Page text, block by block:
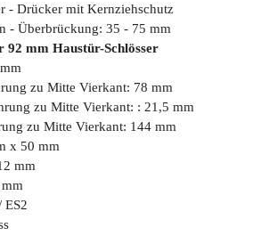
- Drücker mit Kernziehschutz
- Überbrückung: 35 - 75 mm
92 mm Haustür-Schlösser
zu Mitte Vierkant: 78 mm
zu Mitte Vierkant: : 21,5 mm
zu Mitte Vierkant: 144 mm
x 50 mm
mm
ES2